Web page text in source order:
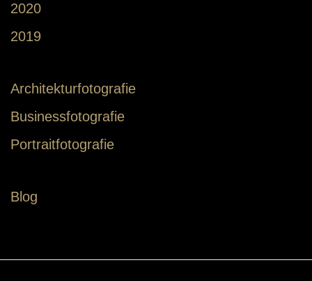
2020
2019
Architekturfotografie
Businessfotografie
Portraitfotografie
Blog